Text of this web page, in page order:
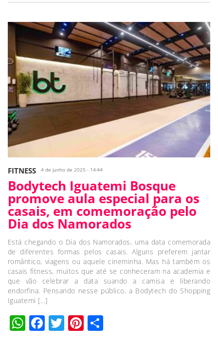
FITNESS 4 de junho de 2025 - 14:44
Bodytech Iguatemi Bosque
promove aula especial para os
casais, em comemoração pelo
Dia dos Namorados
Está chegando o Dia dos Namorados, uma data comemorada
de diferentes formas pelos casais. Alguns preferem jantar
romântico, viagens ou aquele cineminha. Mas há também os
casais fitness, muitos que até se conheceram na academia e
que vão celebrar a data suando a camisa e liberando
endorfina. Pensando nesse público, a Bodytech do Shopping
Iguatemi […]
WhatsApp
Facebook
TwitterPinterest
Compartilhar